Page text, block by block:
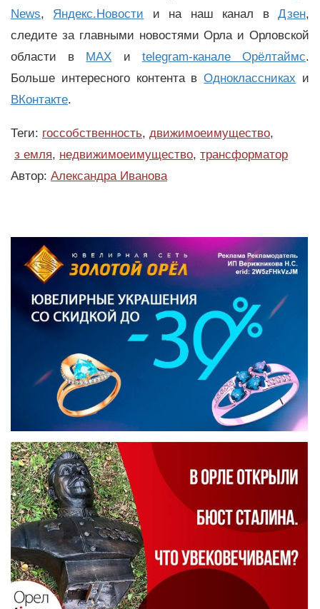
News, Яндекс.Новости и на наш канал вДзен,
следите за главными новостями Орла и Орловской
области в MAX и telegram-канале Орёлтаймс.
Больше интересного контента вОдноклассниках и
ВКонтакте.
Теги: госсобственность, движимоеимущество,
з емля, недвижимоеимущество, трансформатор
Автор: Александра Иванова